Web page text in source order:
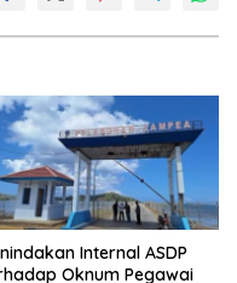
Internal ASDP
Oknum Pegawai